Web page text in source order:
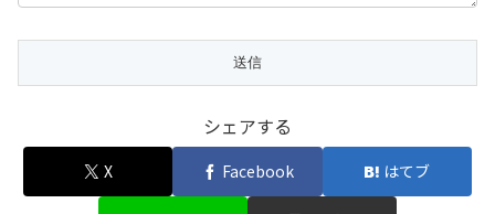
シェアする
X Facebook はてブ